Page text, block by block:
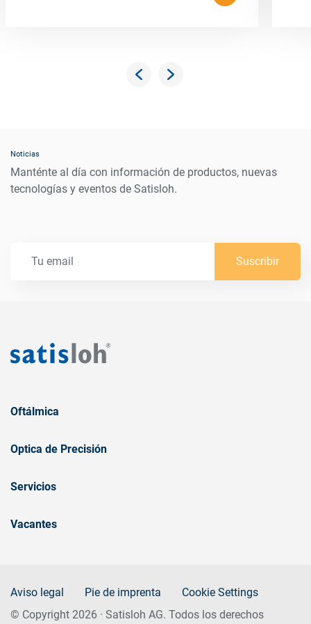
Noticias
Manténte al día con información de productos, nuevas
tecnologías y eventos de Satisloh.
Suscribir
Oftálmica
Optica de Precisión
Servicios
Vacantes
Aviso legal Pie de imprenta
Cookie Settings
© Copyright 2026 · Satisloh AG. Todos los derechos